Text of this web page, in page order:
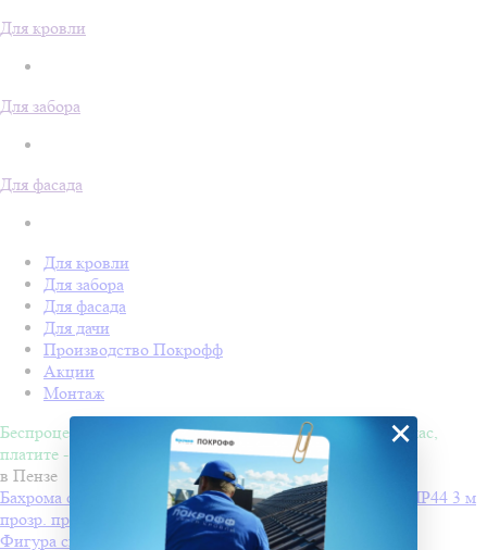
Для кровли
Для забора
Для фасада
Для кровли
Для забора
Для фасада
Для дачи
Производство Покрофф
Акции
Монтаж
Беспроцентная рассрочка на 4 месяца. Покупайте - сейчас,
платите - потом!
в Пензе
Бахрома светодиодн INFINILITE Одесская с мерц. эфф IP44 3 м
прозр. пров., соед., бел. хол от 1270 ₽
Фигура световая "Олени везут Санта Клауса на санях"
×